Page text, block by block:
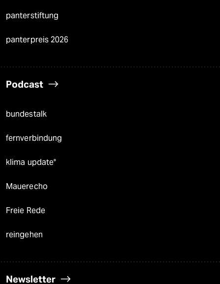
panterstiftung
panterpreis 2026
Podcast
bundestalk
fernverbindung
klima update°
Mauerecho
Freie Rede
reingehen
Newsletter